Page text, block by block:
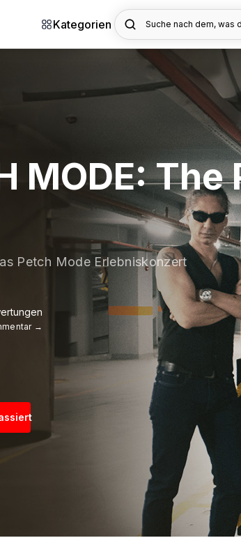
Kategorien Suche nach dem, was
MODE:
Petch Mode Erlebniskonzert
→